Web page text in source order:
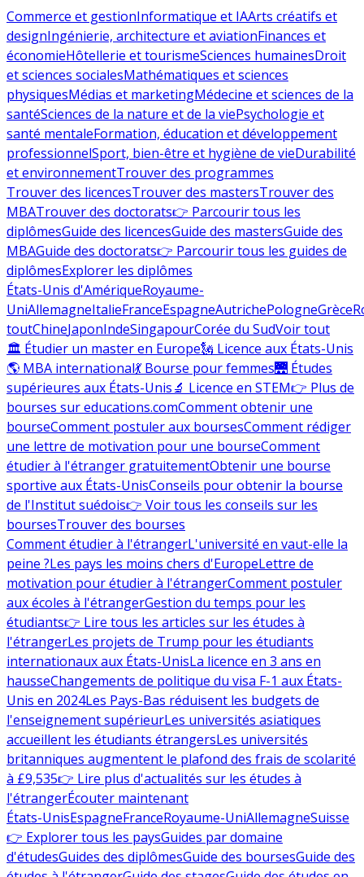
Commerce et gestionInformatique et IAArts créatifs et
designIngénierie, architecture et aviationFinances et
économieHôtellerie et tourismeSciences humainesDroit
et sciences socialesMathématiques et sciences
physiquesMédias et marketingMédecine et sciences de la
santéSciences de la nature et de la viePsychologie et
santé mentaleFormation, éducation et développement
professionnelSport, bien-être et hygiène de vieDurabilité
et environnementTrouver des programmes
Trouver des licencesTrouver des mastersTrouver des
MBATrouver des doctorats👉 Parcourir tous les
diplômesGuide des licencesGuide des mastersGuide des
MBAGuide des doctorats👉 Parcourir tous les guides de
diplômesExplorer les diplômes
États-Unis d'AmériqueRoyaume-
UniAllemagneItalieFranceEspagneAutrichePologneGrèce
toutChineJaponIndeSingapourCorée du SudVoir tout
🏛 Étudier un master en Europe🗽 Licence aux États-Unis
🌎 MBA international💃 Bourse pour femmes🌉 Études
supérieures aux États-Unis🔬 Licence en STEM👉 Plus de
bourses sur educations.comComment obtenir une
bourseComment postuler aux boursesComment rédiger
une lettre de motivation pour une bourseComment
étudier à l'étranger gratuitementObtenir une bourse
sportive aux États-UnisConseils pour obtenir la bourse
de l'Institut suédois👉 Voir tous les conseils sur les
boursesTrouver des bourses
Comment étudier à l'étrangerL'université en vaut-elle la
peine ?Les pays les moins chers d'EuropeLettre de
motivation pour étudier à l'étrangerComment postuler
aux écoles à l'étrangerGestion du temps pour les
étudiants👉 Lire tous les articles sur les études à
l'étrangerLes projets de Trump pour les étudiants
internationaux aux États-UnisLa licence en 3 ans en
hausseChangements de politique du visa F-1 aux États-
Unis en 2024Les Pays-Bas réduisent les budgets de
l'enseignement supérieurLes universités asiatiques
accueillent les étudiants étrangersLes universités
britanniques augmentent le plafond des frais de scolarité
à £9,535👉 Lire plus d'actualités sur les études à
l'étrangerÉcouter maintenant
États-UnisEspagneFranceRoyaume-UniAllemagneSuisse
👉 Explorer tous les paysGuides par domaine
d'étudesGuides des diplômesGuide des boursesGuide des